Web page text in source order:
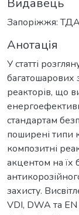
Запоріжжя:
Анотація
У статті
багатошарових
реакторів, що
стандартам
поширені типи
композитні
акцентом на їх
захисту.
VDI, DWA та